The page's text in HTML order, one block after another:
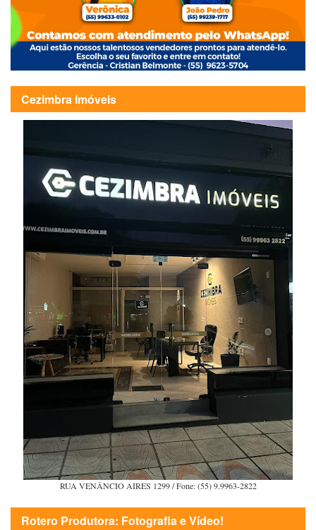
Cezimbra Imóveis
RUA VENÂNCIO AIRES 1299 / Fone: (55) 9.9963-2822
Rotero Produtora: Fotografia e Vídeo!